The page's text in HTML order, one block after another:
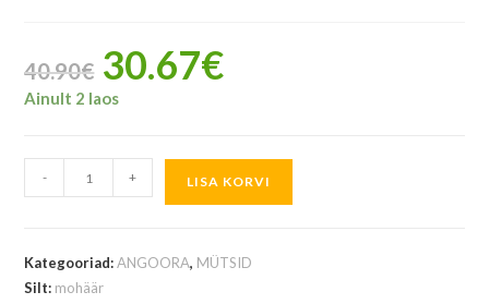
40.90€ 30.67€
Ainult 2 laos
- + LISA KORVI
Kategooriad:ANGOORA, MÜTSID
Silt: mohäär